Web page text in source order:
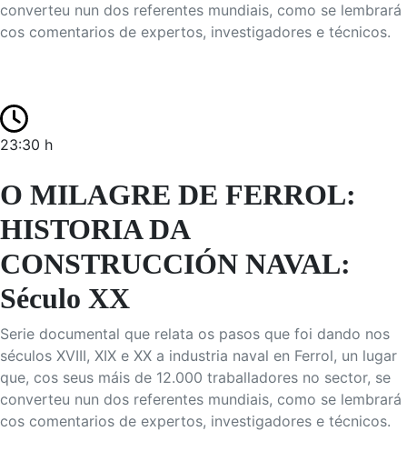
converteu nun dos referentes mundiais, como se lembrará
cos comentarios de expertos, investigadores e técnicos.
23:30 h
O MILAGRE DE FERROL:
HISTORIA DA
CONSTRUCCIÓN NAVAL:
Século XX
Serie documental que relata os pasos que foi dando nos
séculos XVIII, XIX e XX a industria naval en Ferrol, un lugar
que, cos seus máis de 12.000 traballadores no sector, se
converteu nun dos referentes mundiais, como se lembrará
cos comentarios de expertos, investigadores e técnicos.